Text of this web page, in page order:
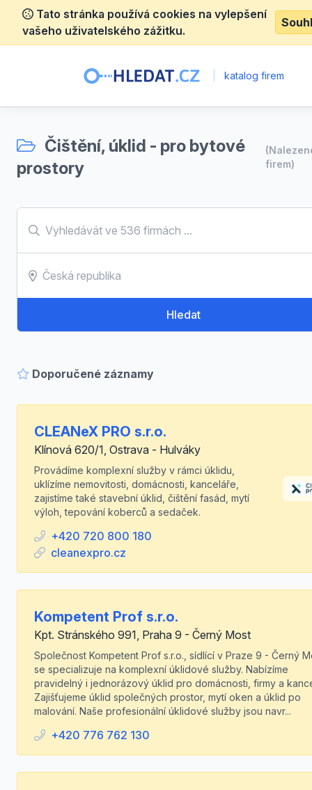
Tato stránka používá cookies na vylepšení
vašeho uživatelského zážitku.
katalog firem
Čištění, úklid - pro bytové
prostory
firem)
Hledat
Doporučené záznamy
CLEANeX PRO s.r.o.
Klínová 620/1, Ostrava - Hulváky
Provádíme komplexní služby v rámci úklidu,
uklízíme nemovitosti, domácnosti, kanceláře,
zajistíme také stavební úklid, čištění fasád, mytí
výloh, tepování koberců a sedaček.
+420 720 800 180
cleanexpro.cz
Kompetent Prof s.r.o.
Kpt. Stránského 991, Praha 9 - Černý Most
Společnost Kompetent Prof s.r.o., sídlící v Praze 9 - Černý
se specializuje na komplexní úklidové služby. Nabízíme
pravidelný i jednorázový úklid pro domácnosti, firmy a
Zajišťujeme úklid společných prostor, mytí oken a úklid po
malování. Naše profesionální úklidové služby jsou navr...
+420 776 762 130